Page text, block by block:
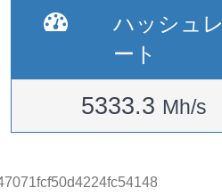
ハッシュレ
ート
5333.3 Mh/s